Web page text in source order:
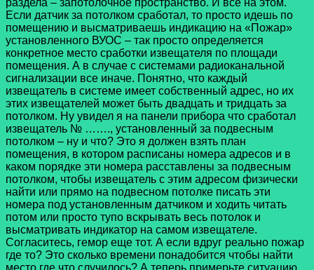
раздела – запотолочное пространство. И все на этом.
Если датчик за потолком сработал, то просто идешь по
помещению и высматриваешь индикацию на «Пожар»
установленного ВУОС – так просто определяется
конкретное место сработки извещателя по площади
помещения. А в случае с системами радиоканальной
сигнализации все иначе. Понятно, что каждый
извещатель в системе имеет собственный адрес, но их
этих извещателей может быть двадцать и тридцать за
потолком. Ну увидел я на панели прибора что сработал
извещатель № ……., установленный за подвесным
потолком – ну и что? Это я должен взять план
помещения, в котором расписаны номера адресов и в
каком порядке эти номера расставлены за подвесным
потолком, чтобы извещатель с этим адресом физически
найти или прямо на подвесном потолке писать эти
номера под установленным датчиком и ходить читать
потом или просто тупо вскрывать весь потолок и
высматривать индикатор на самом извещателе.
Согласитесь, гемор еще тот. А если вдруг реально пожар
где то? Это сколько времени понадобится чтобы найти